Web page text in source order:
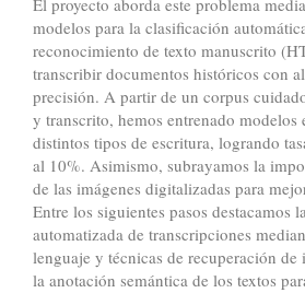
modelos para la clasificación
reconocimiento de texto manuscrito
transcribir documentos históricos con
precisión. A partir de un corpus
y transcrito, hemos entrenado modelos
distintos tipos de escritura, logrando
al 10%. Asimismo, subrayamos la
de las imágenes digitalizadas para
Entre los siguientes pasos destacamos
automatizada de transcripciones
lenguaje y técnicas de recuperación
la anotación semántica de los textos